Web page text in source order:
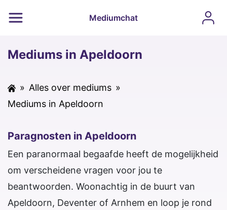
Mediumchat
Mediums in Apeldoorn
» Alles over mediums »
Mediums in Apeldoorn
Paragnosten in Apeldoorn
Een paranormaal begaafde heeft de mogelijkheid
om verscheidene vragen voor jou te
beantwoorden. Woonachtig in de buurt van
Apeldoorn, Deventer of Arnhem en loop je rond